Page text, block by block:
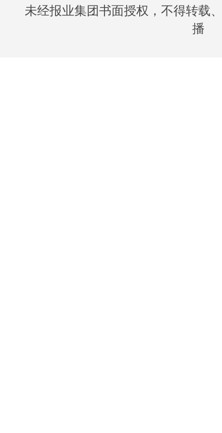
未经报业集团书面授权，不得转载
播